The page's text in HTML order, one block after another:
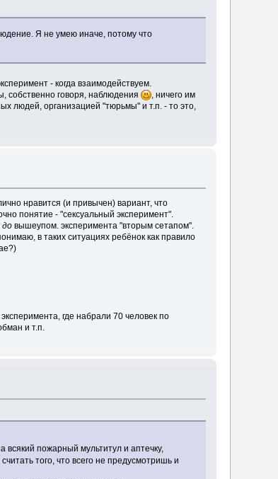
Я не умею иначе, потому что
- когда взаимодействуем.
собственно говоря, наблюдения
, ничего им
людей, организацией "тюрьмы" и т.п. - то это,
нравится (и привычен) вариант, что
понятие - "сексуальный эксперимент".
до вышеупом. эксперимента "вторым сетапом".
в таких ситуациях ребёнок как правило
где набрали 70 человек по
и т.п.
всякий пожарный мультитул и аптечку,
того, что всего не предусмотришь и